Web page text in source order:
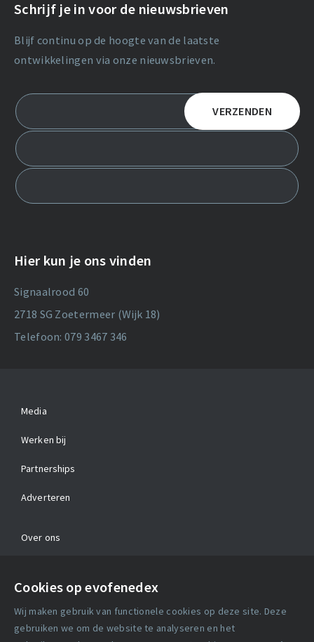
Cookies op evofenedex
Wij maken gebruik van functionele cookies op deze site. Deze
gebruiken we om de website te analyseren en het
Schrijf je in voor de nieuwsbrieven
Blijf continu op de hoogte van de laatste
ontwikkelingen via onze nieuwsbrieven.
Hier kun je ons vinden
Signaalrood 60
2718 SG Zoetermeer (Wijk 18)
Telefoon: 079 3467 346
Media
Werken bij
Partnerships
Adverteren
Over ons
Algemene voorwaarden
Cookie verklaring